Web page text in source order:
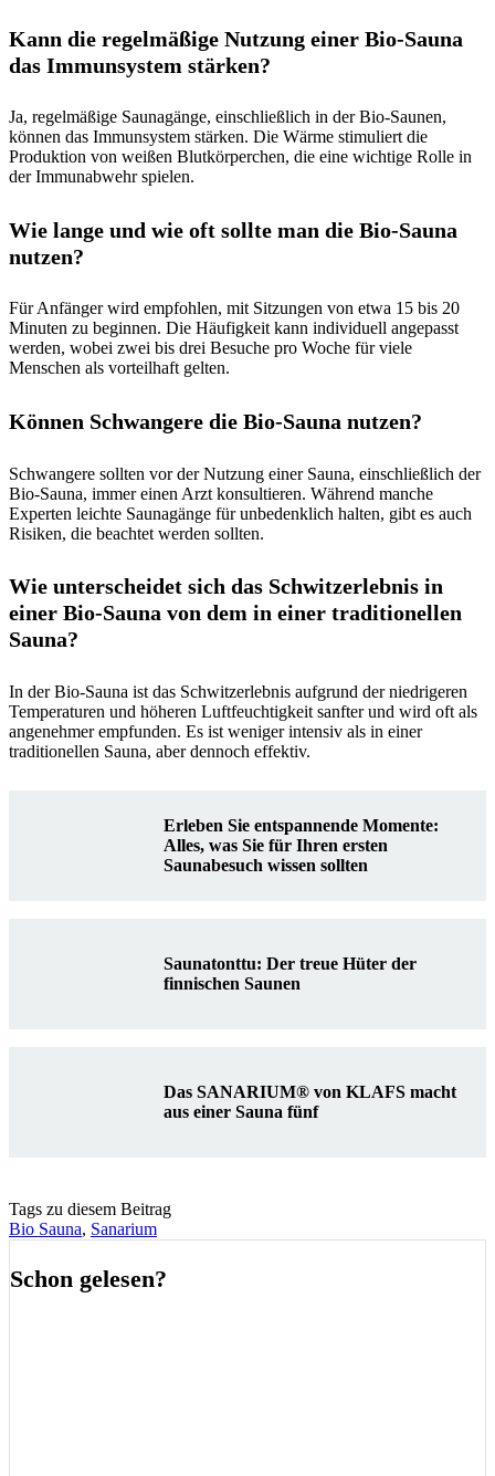
Kann die regelmäßige Nutzung einer Bio-Sauna
das Immunsystem stärken?
Ja, regelmäßige Saunagänge, einschließlich in der Bio-Saunen,
können das Immunsystem stärken. Die Wärme stimuliert die
Produktion von weißen Blutkörperchen, die eine wichtige Rolle in
der Immunabwehr spielen.
Wie lange und wie oft sollte man die Bio-Sauna
nutzen?
Für Anfänger wird empfohlen, mit Sitzungen von etwa 15 bis 20
Minuten zu beginnen. Die Häufigkeit kann individuell angepasst
werden, wobei zwei bis drei Besuche pro Woche für viele
Menschen als vorteilhaft gelten.
Können Schwangere die Bio-Sauna nutzen?
Schwangere sollten vor der Nutzung einer Sauna, einschließlich der
Bio-Sauna, immer einen Arzt konsultieren. Während manche
Experten leichte Saunagänge für unbedenklich halten, gibt es auch
Risiken, die beachtet werden sollten.
Wie unterscheidet sich das Schwitzerlebnis in
einer Bio-Sauna von dem in einer traditionellen
Sauna?
In der Bio-Sauna ist das Schwitzerlebnis aufgrund der niedrigeren
Temperaturen und höheren Luftfeuchtigkeit sanfter und wird oft als
angenehmer empfunden. Es ist weniger intensiv als in einer
traditionellen Sauna, aber dennoch effektiv.
Erleben Sie entspannende Momente:
Alles, was Sie für Ihren ersten
Saunabesuch wissen sollten
Saunatonttu: Der treue Hüter der
finnischen Saunen
Das SANARIUM® von KLAFS macht
aus einer Sauna fünf
Tags zu diesem Beitrag
Bio Sauna, Sanarium
Schon gelesen?